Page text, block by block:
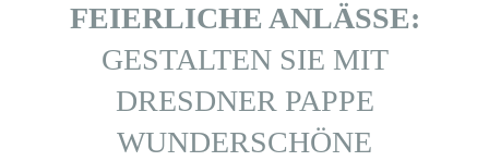
FEIERLICHE ANLÄSSE:
GESTALTEN SIE MIT
DRESDNER PAPPE
WUNDERSCHÖNE